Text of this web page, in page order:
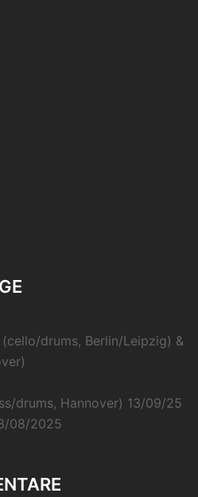
(cello/drums, Berlin/Leipzig) &
drums, Hannover) 13/09/25
08/2025